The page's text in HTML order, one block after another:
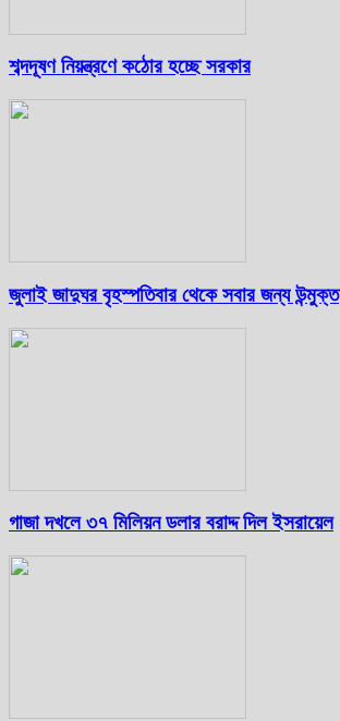
শব্দদূষণ নিয়ন্ত্রণে কঠোর হচ্ছে সরকার
জুলাই জাদুঘর বৃহস্পতিবার থেকে সবার জন্য উন্মুক্ত
গাজা দখলে ৩৭ মিলিয়ন ডলার বরাদ্দ দিল ইসরায়েল